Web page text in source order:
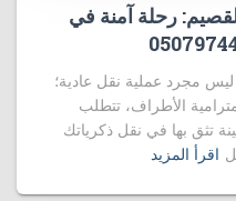
رحلة آمنة في
مجرد عملية نقل عادية؛
الأطراف، تتطلب
تثق بها في نقل ذكرياتك
اقرأ المزيد